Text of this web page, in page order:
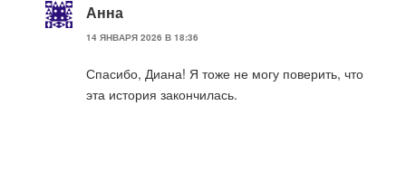
Анна
14 ЯНВАРЯ 2026 В 18:36
Спасибо, Диана! Я тоже не могу поверить, что
эта история закончилась.